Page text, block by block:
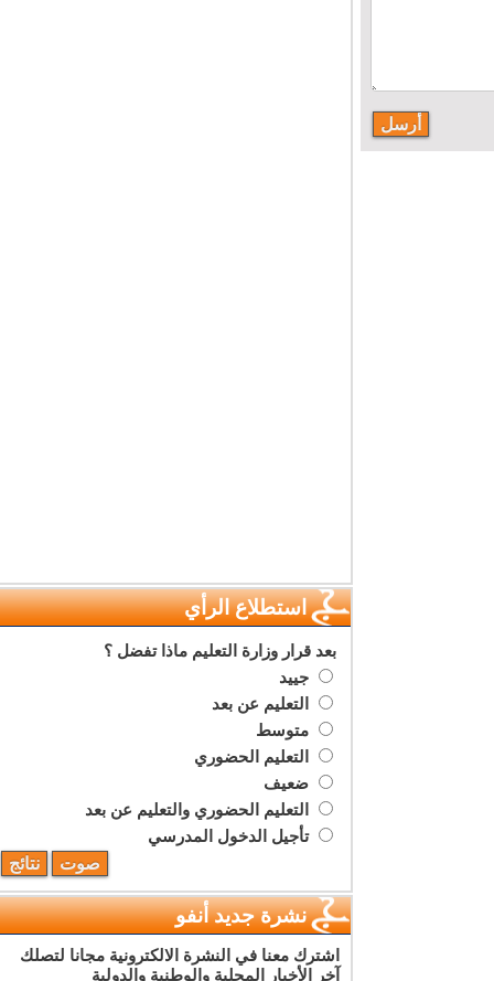
استطلاع الرأي
بعد قرار وزارة التعليم ماذا تفضل ؟
جييد
التعليم عن بعد
متوسط
التعليم الحضوري
ضعيف
التعليم الحضوري والتعليم عن بعد
تأجيل الدخول المدرسي
نشرة جديد أنفو
اشترك معنا في النشرة الالكترونية مجانا لتصلك
آخر الأخبار المحلية والوطنية والدولية